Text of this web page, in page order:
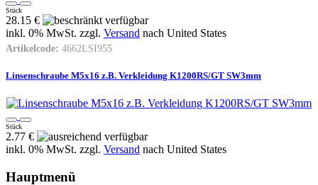
Stück
28.15 €
inkl. 0% MwSt. zzgl. Versand nach United States
Artikelcode: 4662LSI955
Linsenschraube M5x16 z.B. Verkleidung K1200RS/GT SW3mm
Stück
2.77 €
inkl. 0% MwSt. zzgl. Versand nach United States
Hauptmenü